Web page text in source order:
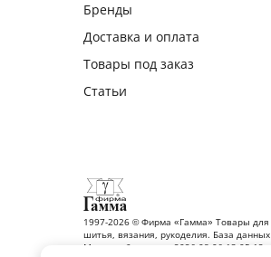
Бренды
Доставка и оплата
Товары под заказ
Статьи
1997-2026 © Фирма «Гамма» Товары для
шитья, вязания, рукоделия. База данных
Москва обновлена: 2026-08-06 13:05:12